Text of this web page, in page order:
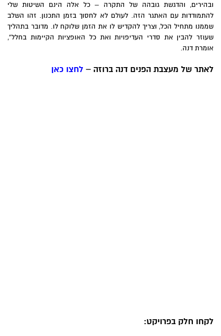
ובהירים, והדגשת גובהה של התקרה – כל אלה הינם השיטות שלי
להתמודדות עם האתגר הזה. לעולם לא לחסוך בזמן התכנון. זהו השלב
שממנו מתחיל הכל, וצריך להקדיש לו את הזמן שלוקח לו. מדובר בתהליך
שעוזר להבין את סדרי העדיפויות ואת כל האופציות הקיימות בחלל",
אומרת דנה.
לאתר של מעצבת הפנים דנה ברוזה – לחצו כאן
לקחו חלק בפרויקט: